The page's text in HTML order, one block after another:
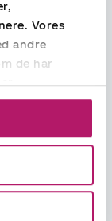
Vores
andre
de har
af
når du
der
af